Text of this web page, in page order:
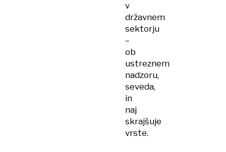
v
državnem
sektorju
–
ob
ustreznem
nadzoru,
seveda,
in
naj
skrajšuje
vrste.